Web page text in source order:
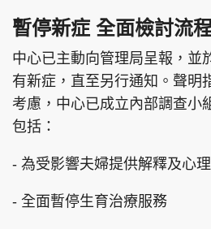
暫停新症 全面檢討流
中心已主動向管理局呈報，並
有新症，直至另行通知。聲明
考慮，中心已成立內部調查小
包括：
- 為受影響夫婦提供解釋及心
- 全面暫停生育治療服務